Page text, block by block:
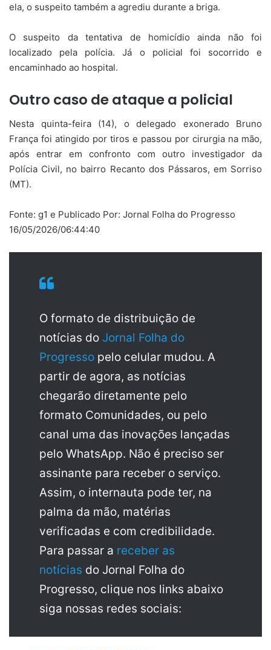
ela, o suspeito também a agrediu durante a briga.
O suspeito da tentativa de homicídio ainda não foi
localizado pela polícia. Já o policial foi socorrido e
encaminhado ao hospital.
Outro caso de ataque a policial
Nesta quinta-feira (14), o delegado exonerado Bruno
França foi atingido por tiros e passou por cirurgia na mão,
após entrar em confronto com outro investigador da
Polícia Civil, no bairro Recanto dos Pássaros, em Sorriso
(MT).
Fonte: g1 e Publicado Por: Jornal Folha do Progresso
16/05/2026/06:44:40
O formato de distribuição de
notícias do Jornal Folha do
Progresso pelo celular mudou. A
partir de agora, as notícias
chegarão diretamente pelo
formato Comunidades, ou pelo
canal uma das inovações lançadas
pelo WhatsApp. Não é preciso ser
assinante para receber o serviço.
Assim, o internauta pode ter, na
palma da mão, matérias
verificadas e com credibilidade.
Para passar a receber as
notícias do Jornal Folha do
Progresso, clique nos links abaixo
siga nossas redes sociais: